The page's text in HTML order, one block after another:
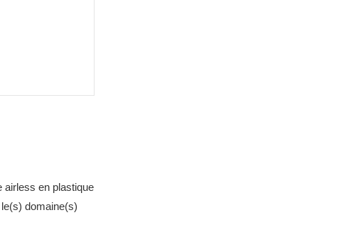
airless en plastique
domaine(s)